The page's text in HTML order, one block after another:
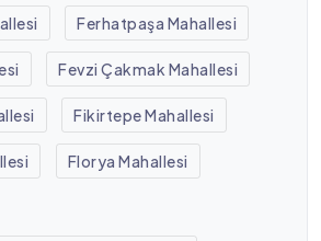
Ferhatpaşa Mahallesi
Fevzi Çakmak Mahallesi
Fikirtepe Mahallesi
Florya Mahallesi